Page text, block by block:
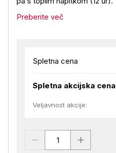
Preberite več
Spletna cena
Spletna akcijska cena
Veljavnost akcije: